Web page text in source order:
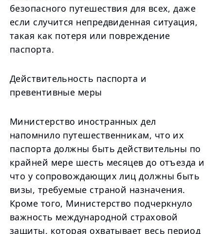
безопасного путешествия для всех, даже
если случится непредвиденная ситуация,
такая как потеря или повреждение
паспорта.
Действительность паспорта и
превентивные меры
Министерство иностранных дел
напомнило путешественникам, что их
паспорта должны быть действительны по
крайней мере шесть месяцев до отъезда и
что у сопровождающих лиц должны быть
визы, требуемые страной назначения.
Кроме того, Министерство подчеркнуло
важность международной страховой
защиты, которая охватывает весь период